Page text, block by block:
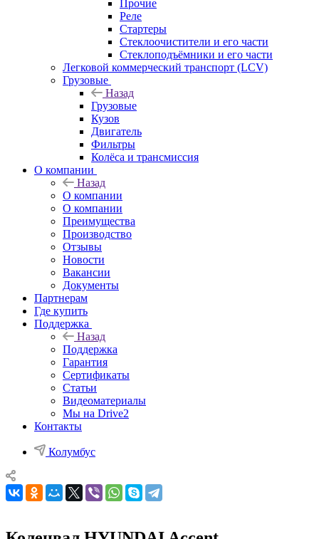
Прочие
Реле
Стартеры
Стеклоочистители и его части
Стеклоподъёмники и его части
Легковой коммерческий транспорт (LCV)
Грузовые
Назад
Грузовые
Кузов
Двигатель
Фильтры
Колёса и трансмиссия
О компании
Назад
О компании
О компании
Преимущества
Производство
Отзывы
Новости
Вакансии
Документы
Партнерам
Где купить
Поддержка
Назад
Поддержка
Гарантия
Сертификаты
Статьи
Видеоматериалы
Мы на Drive2
Контакты
Колумбус